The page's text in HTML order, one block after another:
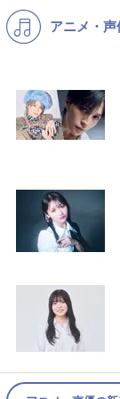
K-POP
VTuber
アニメ・